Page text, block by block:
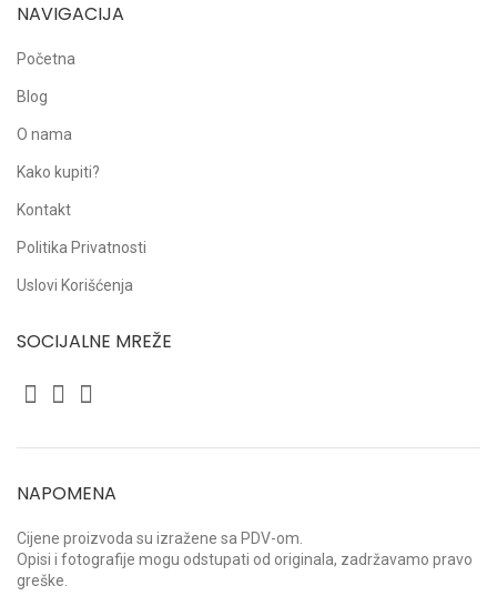
NAVIGACIJA
Početna
Blog
O nama
Kako kupiti?
Kontakt
Politika Privatnosti
Uslovi Korišćenja
SOCIJALNE MREŽE
NAPOMENA
Cijene proizvoda su izražene sa PDV-om.
Opisi i fotografije mogu odstupati od originala, zadržavamo pravo
greške.